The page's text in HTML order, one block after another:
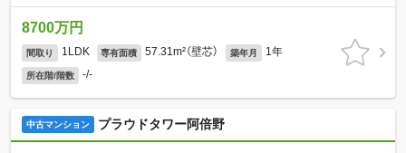
8700万円
間取り 1LDK 専有面積 57.31m²（壁芯） 築年月 1年
所在階/階数 -/-
中古マンション プラウドタワー阿倍野